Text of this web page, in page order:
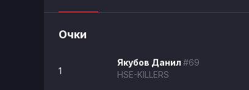
Очки
1
Якубов Данил #69
HSE-KILLERS